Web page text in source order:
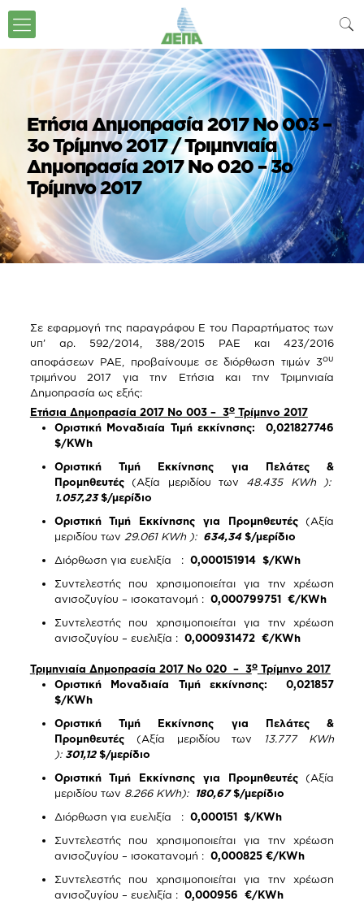
Ετήσια Δημοπρασία 2017 Νο 003 –
3ο Τρίμηνο 2017 / Τριμηνιαία
Δημοπρασία 2017 Νο 020 – 3ο
Τρίμηνο 2017
Σε εφαρμογή της παραγράφου Ε του Παραρτήματος των
υπ’ αρ. 592/2014, 388/2015 ΡΑΕ και 423/2016
αποφάσεων ΡΑΕ, προβαίνουμε σε διόρθωση τιμών 3ου
τριμήνου 2017 για την Ετήσια και την Τριμηνιαία
Δημοπρασία ως εξής:
Ετήσια Δημοπρασία 2017 Νο 003 – 3οΤρίμηνο 2017
Οριστική Μοναδιαία Τιμή εκκίνησης: 0,021827746
$/KWh
Οριστική Τιμή Εκκίνησης για Πελάτες &
Προμηθευτές (Αξία μεριδίου των 48.435 KWh ):
1.057,23 $/μερίδιο
Οριστική Τιμή Εκκίνησης για Προμηθευτές (Αξία
μεριδίου των 29.061 KWh ): 634,34 $/μερίδιο
Διόρθωση για ευελιξία : 0,000151914 $/KWh
Συντελεστής που χρησιμοποιείται για την χρέωση
ανισοζυγίου – ισοκατανομή : 0,000799751 €/KWh
Συντελεστής που χρησιμοποιείται για την χρέωση
ανισοζυγίου – ευελιξία : 0,000931472 €/KWh
Τριμηνιαία Δημοπρασία 2017 Νο 020 – 3οΤρίμηνο 2017
Οριστική Μοναδιαία Τιμή εκκίνησης: 0,021857
$/KWh
Οριστική Τιμή Εκκίνησης για Πελάτες &
Προμηθευτές (Αξία μεριδίου των
13.777 KWh
):301,12 $/μερίδιο
Οριστική Τιμή Εκκίνησης για Προμηθευτές (Αξία
μεριδίου των 8.266 KWh):180,67$/μερίδιο
Διόρθωση για ευελιξία : 0,000151 $/KWh
Συντελεστής που χρησιμοποιείται για την χρέωση
ανισοζυγίου – ισοκατανομή : 0,000825 €/KWh
Συντελεστής που χρησιμοποιείται για την χρέωση
ανισοζυγίου – ευελιξία : 0,000956 €/KWh